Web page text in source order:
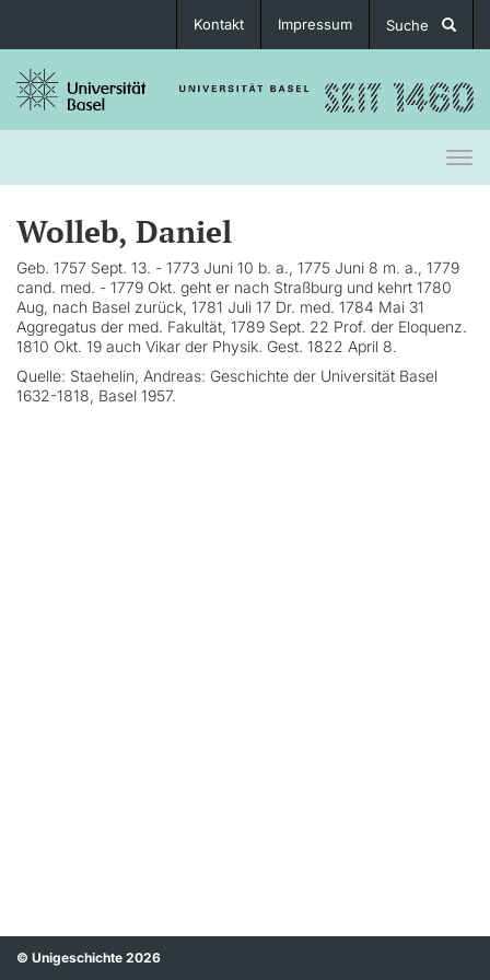
Kontakt Impressum Suche
Wolleb, Daniel
Geb. 1757 Sept. 13. - 1773 Juni 10 b. a., 1775 Juni 8 m. a., 1779
cand. med. - 1779 Okt. geht er nach Straßburg und kehrt 1780
Aug, nach Basel zurück, 1781 Juli 17 Dr. med. 1784 Mai 31
Aggregatus der med. Fakultät, 1789 Sept. 22 Prof. der Eloquenz.
1810 Okt. 19 auch Vikar der Physik. Gest. 1822 April 8.
Quelle: Staehelin, Andreas: Geschichte der Universität Basel
1632-1818, Basel 1957.
© Unigeschichte 2026